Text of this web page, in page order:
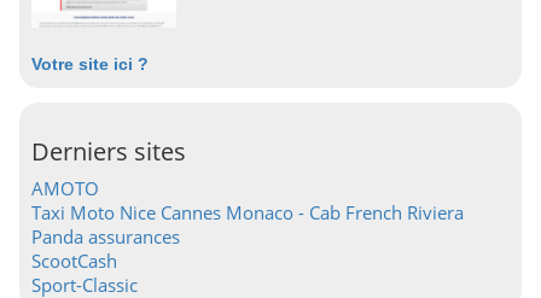
Votre site ici ?
Derniers sites
AMOTO
Taxi Moto Nice Cannes Monaco - Cab French Riviera
Panda assurances
ScootCash
Sport-Classic